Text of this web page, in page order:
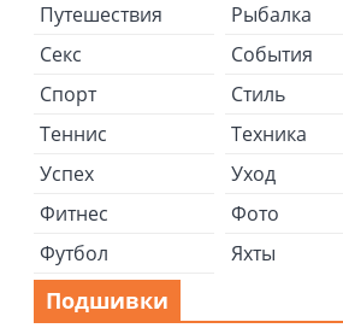
Путешествия
Рыбалка
Секс
События
Спорт
Стиль
Теннис
Техника
Успех
Уход
Фитнес
Фото
Футбол
Яхты
Подшивки